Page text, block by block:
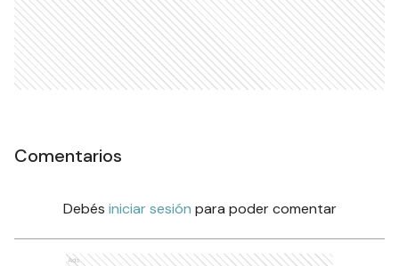
Comentarios
Debés iniciar sesión para poder comentar
Ads